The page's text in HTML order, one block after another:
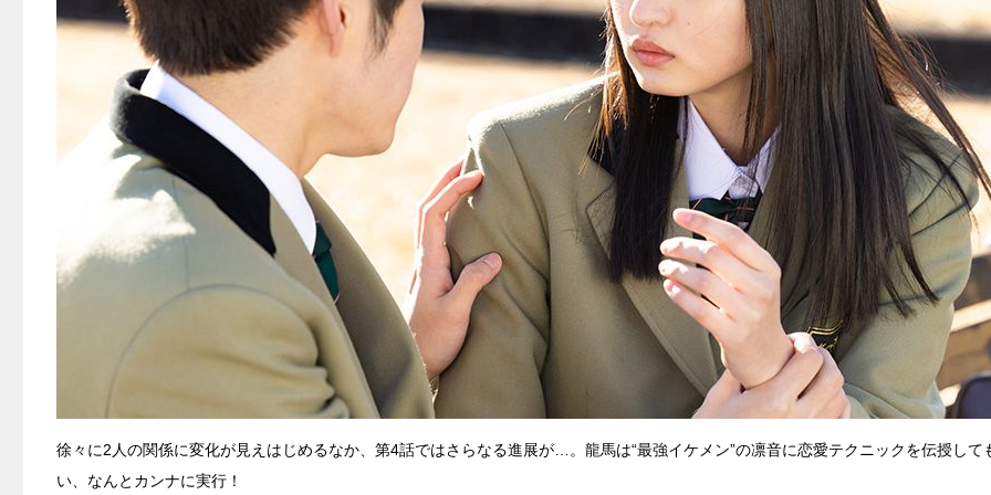
徐々に2人の関係に変化が見えはじめるなか、第4話ではさらなる進展が…。龍馬は“最強イケメン”の凛音に恋愛テクニックを伝授して
い、なんとカンナに実行！